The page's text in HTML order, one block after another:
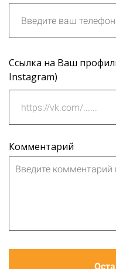
Ссылка на Ваш
Instagram)
Комментарий